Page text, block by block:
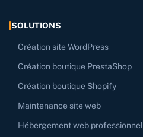
SOLUTIONS
Création site WordPress
Création boutique PrestaShop
Création boutique Shopify
Maintenance site web
Hébergement web professionnel